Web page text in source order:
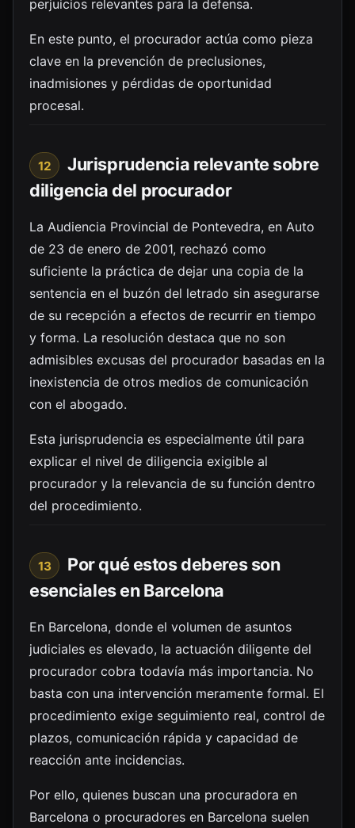
perjuicios relevantes para la defensa.
En este punto, el procurador actúa como pieza
clave en la prevención de preclusiones,
inadmisiones y pérdidas de oportunidad
procesal.
12
Jurisprudencia relevante sobre
diligencia del procurador
La Audiencia Provincial de Pontevedra, en Auto
de 23 de enero de 2001, rechazó como
suficiente la práctica de dejar una copia de la
sentencia en el buzón del letrado sin asegurarse
de su recepción a efectos de recurrir en tiempo
y forma. La resolución destaca que no son
admisibles excusas del procurador basadas en la
inexistencia de otros medios de comunicación
con el abogado.
Esta jurisprudencia es especialmente útil para
explicar el nivel de diligencia exigible al
procurador y la relevancia de su función dentro
del procedimiento.
13
Por qué estos deberes son
esenciales en Barcelona
En Barcelona, donde el volumen de asuntos
judiciales es elevado, la actuación diligente del
procurador cobra todavía más importancia. No
basta con una intervención meramente formal. El
procedimiento exige seguimiento real, control de
plazos, comunicación rápida y capacidad de
reacción ante incidencias.
Por ello, quienes buscan una procuradora en
Barcelona o procuradores en Barcelona suelen